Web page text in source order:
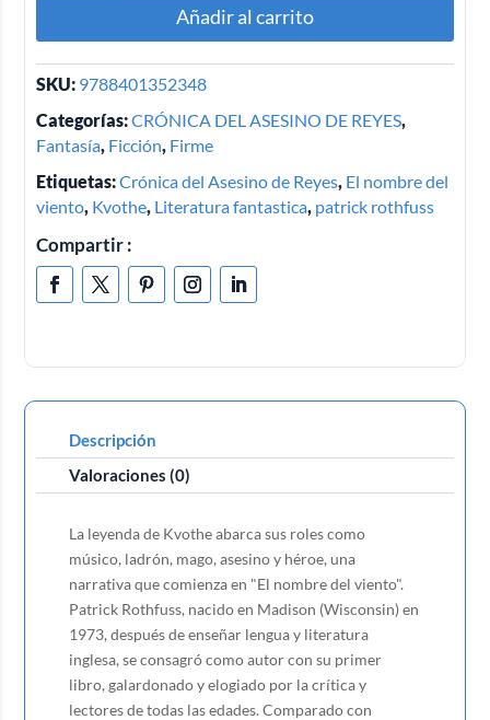
Añadir al carrito
SKU: 9788401352348
Categorías:CRÓNICA DEL ASESINO DE REYES,
Fantasía, Ficción, Firme
Etiquetas:Crónica del Asesino de Reyes, El nombre del
viento, Kvothe, Literatura fantastica, patrick rothfuss
Compartir :
Descripción
Valoraciones (0)
La leyenda de Kvothe abarca sus roles como
músico, ladrón, mago, asesino y héroe, una
narrativa que comienza en "El nombre del viento".
Patrick Rothfuss, nacido en Madison (Wisconsin) en
1973, después de enseñar lengua y literatura
inglesa, se consagró como autor con su primer
libro, galardonado y elogiado por la crítica y
lectores de todas las edades. Comparado con